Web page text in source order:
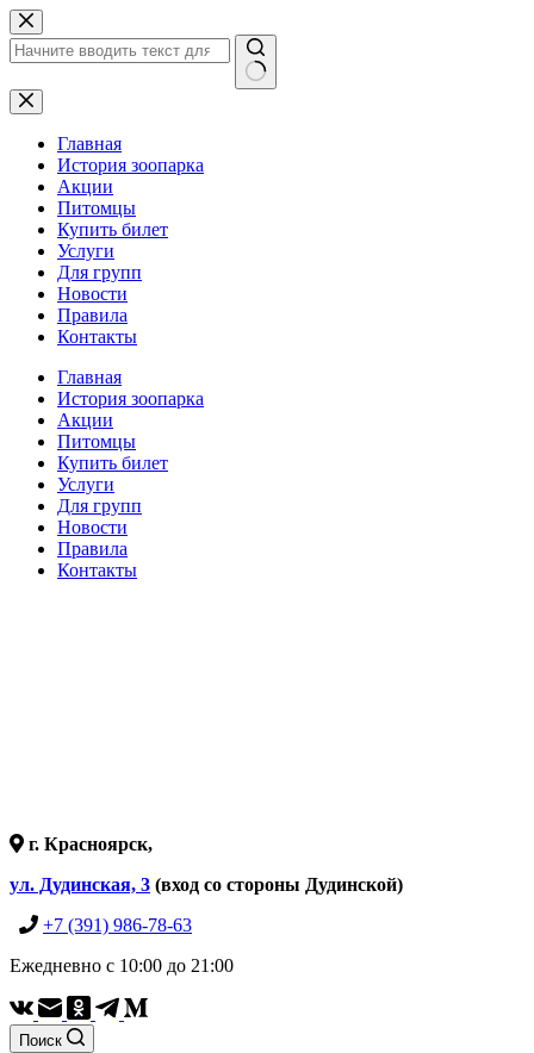
Перейти
к
сути
Ничего
не
найденоГлавная
История зоопарка
Акции
Питомцы
Купить билет
Услуги
Для групп
Новости
Правила
Контакты
Главная
История зоопарка
Акции
Питомцы
Купить билет
Услуги
Для групп
Новости
Правила
Контакты
г. Красноярск,
ул. Дудинская, 3 (вход со стороны Дудинской)
+7 (391) 986-78-63
Ежедневно с 10:00 до 21:00
Поиск